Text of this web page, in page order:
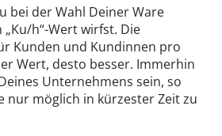
bei der Wahl Deiner Ware
„Ku/h“-Wert wirfst. Die
Kunden und Kundinnen pro
Wert, desto besser. Immerhin
Unternehmens sein, so
nur möglich in kürzester Zeit zu